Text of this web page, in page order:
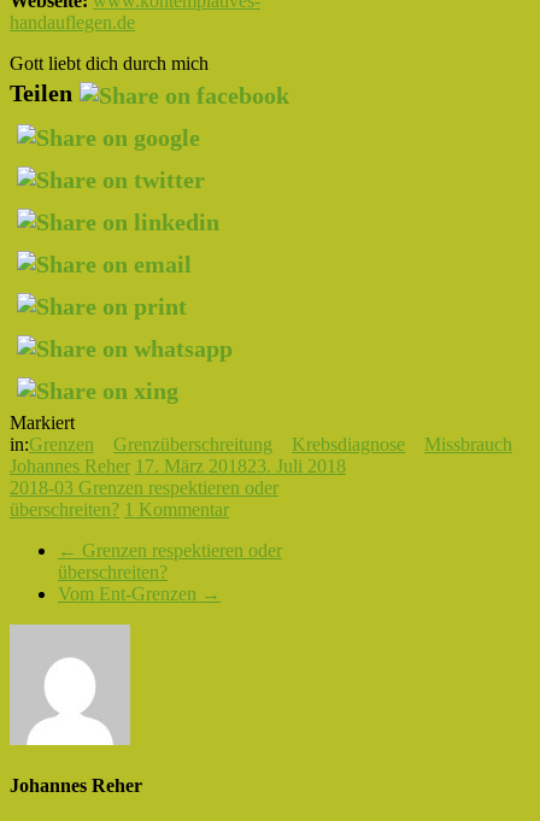
handauflegen.de
Gott liebt dich durch mich
Teilen
Markiert
in:Grenzen Grenzüberschreitung Krebsdiagnose
Missbrauch
Johannes Reher 17. März 201823. Juli 2018
2018-03 Grenzen respektieren oder
überschreiten? 1 Kommentar
← Grenzen respektieren oder
überschreiten?
Vom Ent-Grenzen →
Johannes Reher